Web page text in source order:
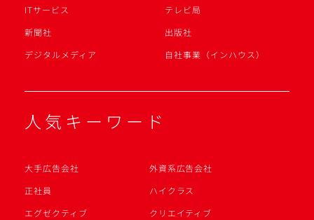
ITサービス
テレビ局
新聞社
出版社
デジタルメディア
自社事業（インハウス）
人気キーワード
大手広告会社
外資系広告会社
正社員
ハイクラス
エグゼクティブ
クリエイティブ